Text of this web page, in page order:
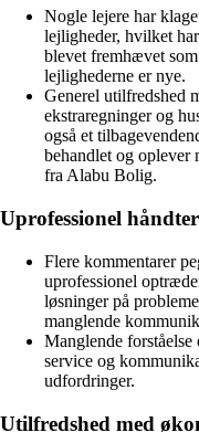
Nogle lejere har
lejligheder, hvilket
blevet fremhævet
lejlighederne er nye.
Generel utilfredshed
ekstraregninger og
også et
behandlet og oplever
fra Alabu Bolig.
Uprofessionel
Flere kommentarer
uprofessionel
løsninger på
manglende
Manglende
service og
udfordringer.
Utilfredshed med